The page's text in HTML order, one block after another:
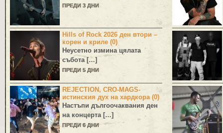
ПРЕДИ 3 ДНИ
Hills of Rock 2026 ден втори –
корен и криле (0)
Неусетно измина цялата
събота […]
ПРЕДИ 5 ДНИ
REJECTION, CRO-MAGS-
истинския дух на хардкора (0)
Настъпи дългоочаквания ден
на концерта […]
ПРЕДИ 6 ДНИ